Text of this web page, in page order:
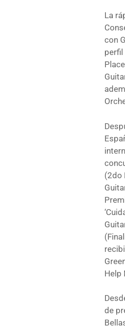
La
con
perfil
(2do
Help
de